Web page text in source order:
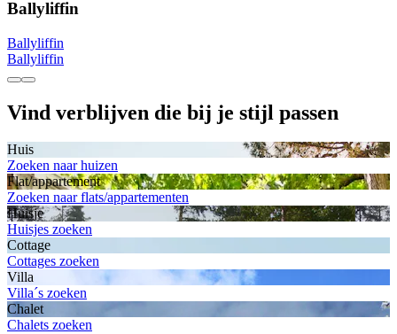
Ballyliffin
Ballyliffin
Ballyliffin
Vind verblijven die bij je stijl passen
Huis
Zoeken naar huizen
Flat/appartement
Zoeken naar flats/appartementen
Huisje
Huisjes zoeken
Cottage
Cottages zoeken
Villa
Villa´s zoeken
Chalet
Chalets zoeken